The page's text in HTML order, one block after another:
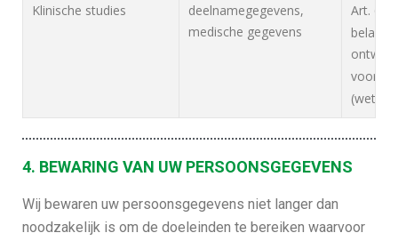
Klinische studies
deelnamegegevens,
medische gegevens
Art.
4. BEWARING VAN UW PERSOONSGEGEVENS
Wij bewaren uw persoonsgegevens niet langer dan
noodzakelijk is om de doeleinden te bereiken waarvoor